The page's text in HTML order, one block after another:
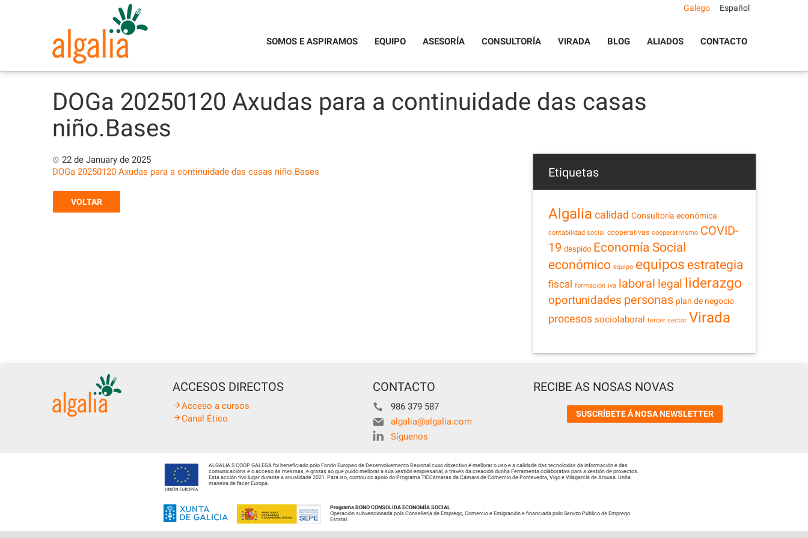
SOMOS E ASPIRAMOS
EQUIPO ASESORÍA CONSULTORÍA VIRADA BLOG ALIADOS CONTACTO
Galego Español
DOGa 20250120 Axudas para a continuidade das casas
niño.Bases
22 de January de 2025
DOGa 20250120 Axudas para a continuidade das casas niño.Bases
VOLTAR
Etiquetas
Algalia calidad Consultoría económica
contabilidad social cooperativas cooperativismo COVID-
19 despido Economía Social
económico equipo equipos estrategia
fiscal formación iva laboral legal liderazgo
oportunidades personas plan de negocio
procesos sociolaboral tercer sector Virada
ACCESOS DIRECTOS
Acceso a cursos
Canal Ético
CONTACTO
986 379 587
algalia@algalia.com
Síguenos
RECIBE AS NOSAS NOVAS
SUSCRÍBETE Á NOSA NEWSLETTER
ALGALIA S COOP GALEGA foi beneficiado polo Fondo Europeo de Desenvolvemento Rexional cuxo obxectivo é mellorar o uso e a calidade das tecnoloxías da información e das
comunicacións e o acceso ás mesmas, e grazas ao que puido mellorar a súa xestión empresarial, a través da creación dunha Ferramenta colaborativa para a xestión de proxectos.
Esta acción tivo lugar durante a anualidade 2021. Para iso, contou co apoio do Programa TICCámaras da Cámara de Comercio de Pontevedra, Vigo e Vilagarcía de Arousa. Unha
maneira de facer Europa.
Programa BONO CONSOLIDA ECONOMÍA SOCIAL
Operación subvencionada pola Consellería de Emprego, Comercio e Emigración e financiada polo Servizo Público de Emprego
Estatal.